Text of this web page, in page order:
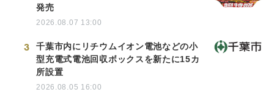
発売
2026.08.07 13:00
3
千葉市内にリチウムイオン電池などの小
型充電式電池回収ボックスを新たに15カ
所設置
2026.08.05 16:00